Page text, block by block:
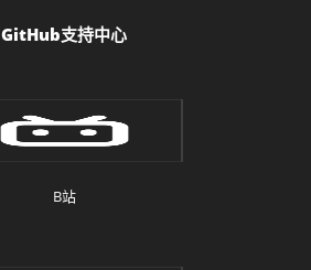
GitHub支持中心
B站